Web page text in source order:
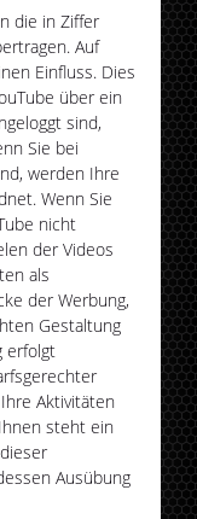
die in Ziffer
Auf
Einfluss. Dies
über ein
sind,
Sie bei
werden Ihre
Wenn Sie
nicht
der Videos
als
der Werbung,
Gestaltung
erfolgt
Aktivitäten
steht ein
Ausübung